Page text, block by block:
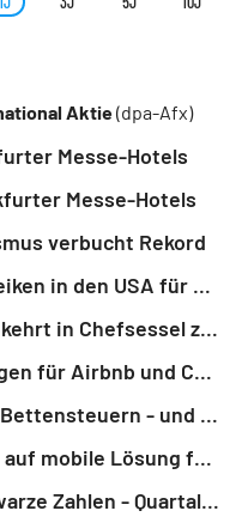
Aktie(dpa-Afx)
Messe-Hotels
Messe-Hotels
verbucht Rekord
10.000 Hotelangestellte streiken in den USA für mehr Geld
Gründer von Under Armour kehrt in Chefsessel zurück
New York will Beschränkungen für Airbnb und Co durchsetzen
ROUNDUP: Karlsruhe billigt Bettensteuern - und ermöglicht eine Ausweitung
ROUNDUP 3: Biontech setzt auf mobile Lösung für Impfstoffproduktion in Afrika
Hilton schreibt wieder schwarze Zahlen - Quartalsumsatz verdoppelt